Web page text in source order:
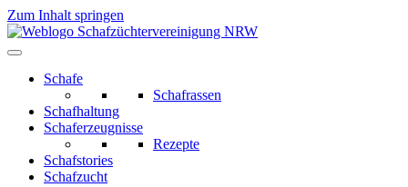
Zum Inhalt springen
Schafe
Schafrassen
Schafhaltung
Schaferzeugnisse
Rezepte
Schafstories
Schafzucht